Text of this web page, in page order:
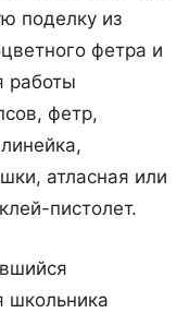
поделку из
фетра и
работы
фетр,
атласная или
пистолет.
школьника